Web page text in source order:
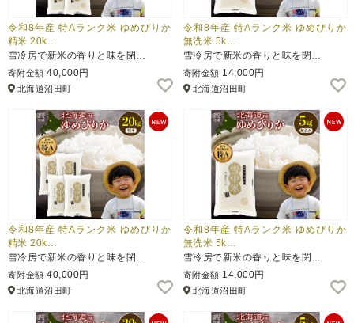
令和8年産 特Aランク米 ゆめぴりか
精米 20k…
雪冷房で新米の香りと味を閉…
寄附金額 40,000円
北海道沼田町
令和8年産 特Aランク米 ゆめぴりか
無洗米 5k…
雪冷房で新米の香りと味を閉…
寄附金額 14,000円
北海道沼田町
令和8年産 特Aランク米 ゆめぴりか
精米 20k…
雪冷房で新米の香りと味を閉…
寄附金額 40,000円
北海道沼田町
令和8年産 特Aランク米 ゆめぴりか
無洗米 5k…
雪冷房で新米の香りと味を閉…
寄附金額 14,000円
北海道沼田町